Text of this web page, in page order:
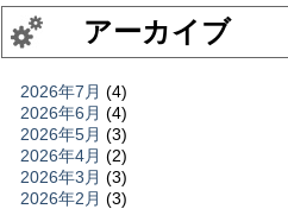
アーカイブ
2026年7月 (4)
2026年6月 (4)
2026年5月 (3)
2026年4月 (2)
2026年3月 (3)
2026年2月 (3)